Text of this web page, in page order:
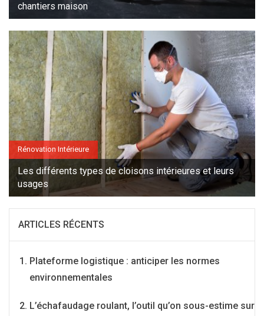
chantiers maison
Rénovation Intérieure
Les différents types de cloisons intérieures et leurs
usages
ARTICLES RÉCENTS
Plateforme logistique : anticiper les normes
environnementales
L’échafaudage roulant, l’outil qu’on sous-estime sur